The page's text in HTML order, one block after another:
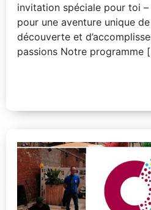
invitation spéciale pour toi
pour une aventure unique
découverte et
passions Notre programme